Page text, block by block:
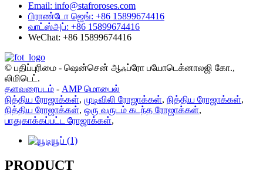
Email: info@stafroroses.com
பிராண்டோ ஜெங்: +86 15899674416
வாட்ஸ்அப்: +86 15899674416
WeChat: +86 15899674416
© பதிப்புரிமை - ஷென்சென் ஆஃப்ரோ பயோடெக்னாலஜி கோ.,
லிமிடெட்.
தளவரைபடம் - AMP மொபைல்
நித்திய ரோஜாக்கள், முடிவிலி ரோஜாக்கள், நித்திய ரோஜாக்கள்,
நித்திய ரோஜாக்கள், ஒரு வருடம் கடந்த ரோஜாக்கள்,
பாதுகாக்கப்பட்ட ரோஜாக்கள்,
PRODUCT